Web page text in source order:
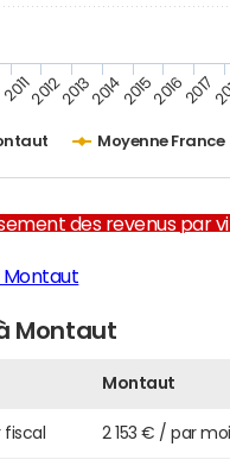
Moyenne France
2011201220132014201520162017
des revenus par
Montaut
Montaut
Montaut
2 153 € / par